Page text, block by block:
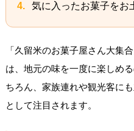
気に入ったお菓子をお
「久留米のお菓子屋さん大集
は、地元の味を一度に楽しめ
ちろん、家族連れや観光客に
として注目されます。